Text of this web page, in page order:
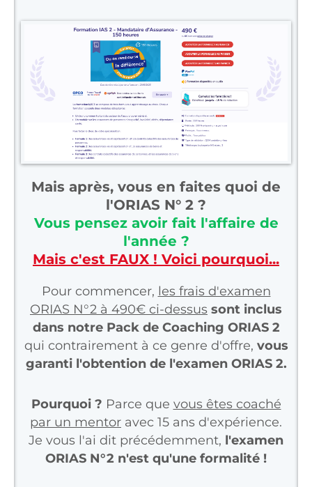
Mais après, vous en faites quoi de
l'ORIAS N° 2 ?
Vous pensez avoir fait l'affaire de
l'année ?
Mais c'est FAUX ! Voici pourquoi...
Pour commencer, les frais d'examen
ORIAS N°2 à 490€ ci-dessus sont inclus
dans notre Pack de Coaching ORIAS 2
qui contrairement à ce genre d'offre, vous
garanti l'obtention de l'examen ORIAS 2.
Pourquoi ? Parce que vous êtes coaché
par un mentor avec 15 ans d'expérience.
Je vous l'ai dit précédemment, l'examen
ORIAS N°2 n'est qu'une formalité !